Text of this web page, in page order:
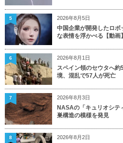
2026年8月5日
中国企業が開発したロ
な表情を浮かべる【動画】
5
2026年8月1日
スペイン領のセウタへ
境、混乱で57人が死亡
6
2026年8月3日
NASAの「キュリオシテ
巣構造の模様を発見
7
2026年8月2日
8